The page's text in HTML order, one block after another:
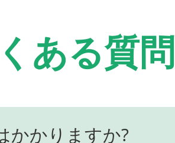
ある質問
かかりますか?